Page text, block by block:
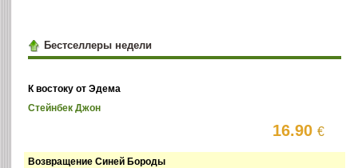
Бестселлеры недели
К востоку от Эдема
Стейнбек Джон
16.90€
Возвращение Синей Бороды